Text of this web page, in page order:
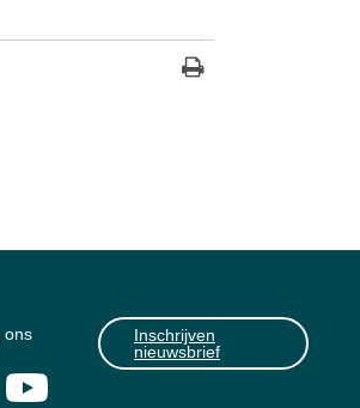
ons
Inschrijven
nieuwsbrief